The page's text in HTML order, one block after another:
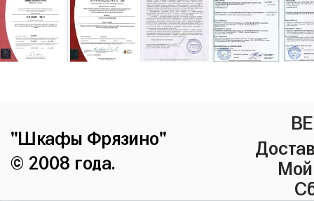
"Шкафы Фрязино"
© 2008 года.